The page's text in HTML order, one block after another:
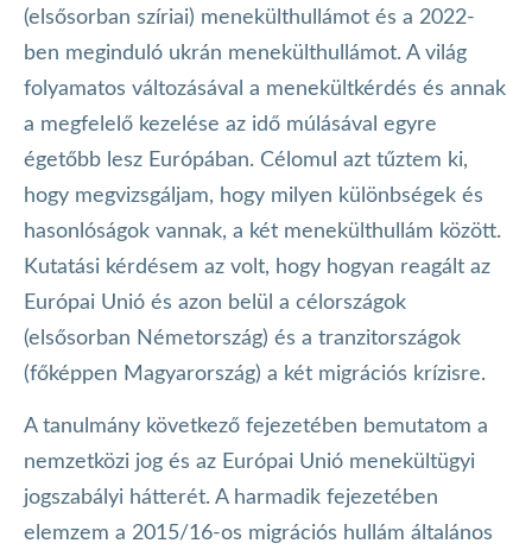
(elsősorban szíriai) menekülthullámot és a 2022-
ben meginduló ukrán menekülthullámot. A világ
folyamatos változásával a menekültkérdés és annak
a megfelelő kezelése az idő múlásával egyre
égetőbb lesz Európában. Célomul azt tűztem ki,
hogy megvizsgáljam, hogy milyen különbségek és
hasonlóságok vannak, a két menekülthullám között.
Kutatási kérdésem az volt, hogy hogyan reagált az
Európai Unió és azon belül a célországok
(elsősorban Németország) és a tranzitországok
(főképpen Magyarország) a két migrációs krízisre.
A tanulmány következő fejezetében bemutatom a
nemzetközi jog és az Európai Unió menekültügyi
jogszabályi hátterét. A harmadik fejezetében
elemzem a 2015/16-os migrációs hullám általános